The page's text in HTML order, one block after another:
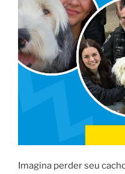
Imagina perder seu